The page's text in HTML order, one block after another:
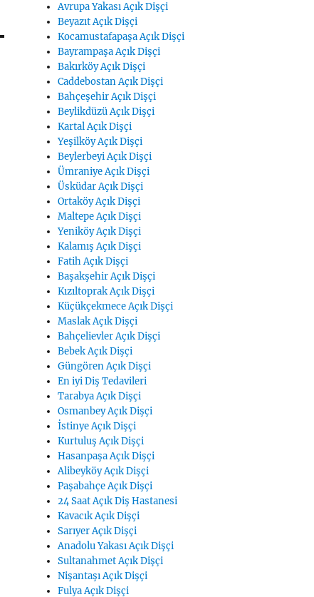
Avrupa Yakası Açık Dişçi
Beyazıt Açık Dişçi
Kocamustafapaşa Açık Dişçi
Bayrampaşa Açık Dişçi
Bakırköy Açık Dişçi
Caddebostan Açık Dişçi
Bahçeşehir Açık Dişçi
Beylikdüzü Açık Dişçi
Kartal Açık Dişçi
Yeşilköy Açık Dişçi
Beylerbeyi Açık Dişçi
Ümraniye Açık Dişçi
Üsküdar Açık Dişçi
Ortaköy Açık Dişçi
Maltepe Açık Dişçi
Yeniköy Açık Dişçi
Kalamış Açık Dişçi
Fatih Açık Dişçi
Başakşehir Açık Dişçi
Kızıltoprak Açık Dişçi
Küçükçekmece Açık Dişçi
Maslak Açık Dişçi
Bahçelievler Açık Dişçi
Bebek Açık Dişçi
Güngören Açık Dişçi
En iyi Diş Tedavileri
Tarabya Açık Dişçi
Osmanbey Açık Dişçi
İstinye Açık Dişçi
Kurtuluş Açık Dişçi
Hasanpaşa Açık Dişçi
Alibeyköy Açık Dişçi
Paşabahçe Açık Dişçi
24 Saat Açık Diş Hastanesi
Kavacık Açık Dişçi
Sarıyer Açık Dişçi
Anadolu Yakası Açık Dişçi
Sultanahmet Açık Dişçi
Nişantaşı Açık Dişçi
Fulya Açık Dişçi